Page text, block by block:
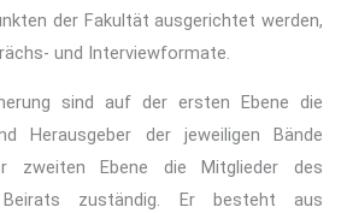
der Fakultät ausgerichtet werden,
und Interviewformate.
sind auf der ersten Ebene die
Herausgeber der jeweiligen Bände
zweiten Ebene die Mitglieder des
Beirats zuständig. Er besteht aus